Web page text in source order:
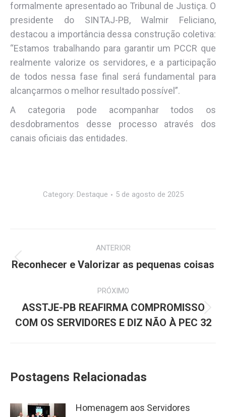
formalmente apresentado ao Tribunal de Justiça. O
presidente do SINTAJ-PB, Walmir Feliciano,
destacou a importância dessa construção coletiva:
“Estamos trabalhando para garantir um PCCR que
realmente valorize os servidores, e a participação
de todos nessa fase final será fundamental para
alcançarmos o melhor resultado possível”.
A categoria pode acompanhar todos os
desdobramentos desse processo através dos
canais oficiais das entidades.
Category: Destaque 5 de agosto de 2025
de
ANTERIOR
Post
Reconhecer e Valorizar as pequenas coisas
PRÓXIMO
Próximo
post:
ASSTJE-PB REAFIRMA COMPROMISSO
COM OS SERVIDORES E DIZ NÃO À PEC 32
Postagens Relacionadas
Homenagem aos Servidores